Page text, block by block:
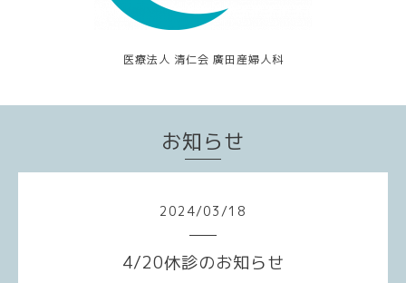
医療法人 清仁会 廣田産婦人科
お知らせ
2024/03 /18
4/20休診のお知らせ